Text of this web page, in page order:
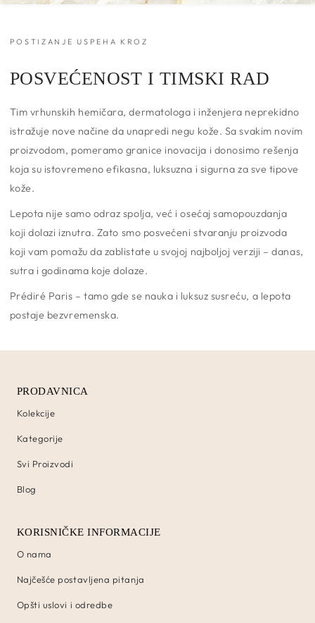
POSTIZANJE USPEHA KROZ
POSVEĆENOST I TIMSKI RAD
Tim vrhunskih hemičara, dermatologa i inženjera neprekidno
istražuje nove načine da unapredi negu kože. Sa svakim novim
proizvodom, pomeramo granice inovacija i donosimo rešenja
koja su istovremeno efikasna, luksuzna i sigurna za sve tipove
kože.
Lepota nije samo odraz spolja, već i osećaj samopouzdanja
koji dolazi iznutra. Zato smo posvećeni stvaranju proizvoda
koji vam pomažu da zablistate u svojoj najboljoj verziji – danas,
sutra i godinama koje dolaze.
Prédiré Paris – tamo gde se nauka i luksuz susreću, a lepota
postaje bezvremenska.
PRODAVNICA
Kolekcije
Kategorije
Svi Proizvodi
Blog
KORISNIČKE INFORMACIJE
O nama
Najčešće postavljena pitanja
Opšti uslovi i odredbe